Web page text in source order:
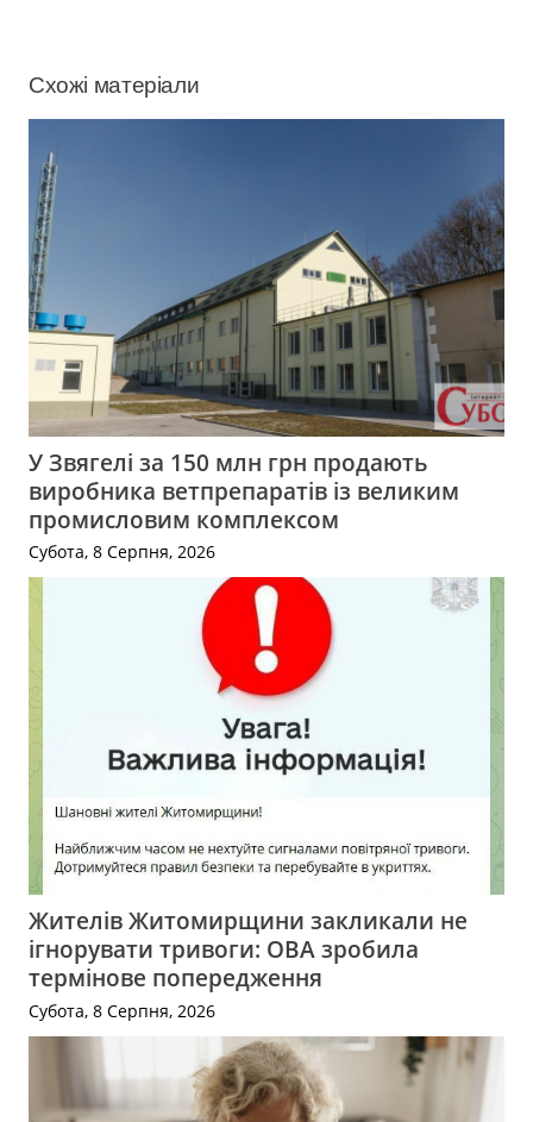
Схожі матеріали
У Звягелі за 150 млн грн продають
виробника ветпрепаратів із великим
промисловим комплексом
Субота, 8 Серпня, 2026
Жителів Житомирщини закликали не
ігнорувати тривоги: ОВА зробила
термінове попередження
Субота, 8 Серпня, 2026